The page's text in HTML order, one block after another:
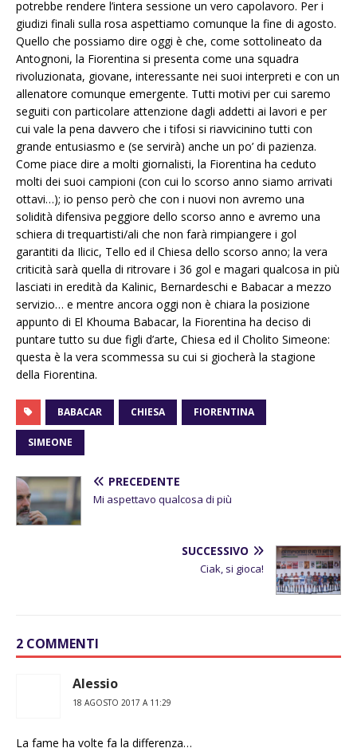
potrebbe rendere l’intera sessione un vero capolavoro. Per i
giudizi finali sulla rosa aspettiamo comunque la fine di agosto.
Quello che possiamo dire oggi è che, come sottolineato da
Antognoni, la Fiorentina si presenta come una squadra
rivoluzionata, giovane, interessante nei suoi interpreti e con un
allenatore comunque emergente. Tutti motivi per cui saremo
seguiti con particolare attenzione dagli addetti ai lavori e per
cui vale la pena davvero che i tifosi si riavvicinino tutti con
grande entusiasmo e (se servirà) anche un po’ di pazienza.
Come piace dire a molti giornalisti, la Fiorentina ha ceduto
molti dei suoi campioni (con cui lo scorso anno siamo arrivati
ottavi…); io penso però che con i nuovi non avremo una
solidità difensiva peggiore dello scorso anno e avremo una
schiera di trequartisti/ali che non farà rimpiangere i gol
garantiti da Ilicic, Tello ed il Chiesa dello scorso anno; la vera
criticità sarà quella di ritrovare i 36 gol e magari qualcosa in più
lasciati in eredità da Kalinic, Bernardeschi e Babacar a mezzo
servizio… e mentre ancora oggi non è chiara la posizione
appunto di El Khouma Babacar, la Fiorentina ha deciso di
puntare tutto su due figli d’arte, Chiesa ed il Cholito Simeone:
questa è la vera scommessa su cui si giocherà la stagione
della Fiorentina.
BABACAR CHIESA FIORENTINA
SIMEONE
PRECEDENTE
Mi aspettavo qualcosa di più
SUCCESSIVO
Ciak, si gioca!
2 COMMENTI
Alessio
18 AGOSTO 2017 A 11:29
La fame ha volte fa la differenza…